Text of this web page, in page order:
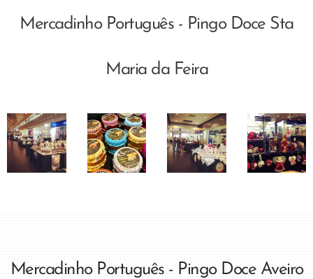
Mercadinho Português - Pingo Doce Sta
Maria da Feira
Mercadinho Português - Pingo Doce Aveiro